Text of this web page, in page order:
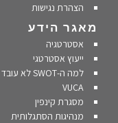
הצהרת נגישות
מאגר הידע
אסטרטגיה
ייעוץ אסטרטגי
למה ה-SWOT לא עובד
VUCA
מסגרת קינפין
מנהיגות הסתגלותית